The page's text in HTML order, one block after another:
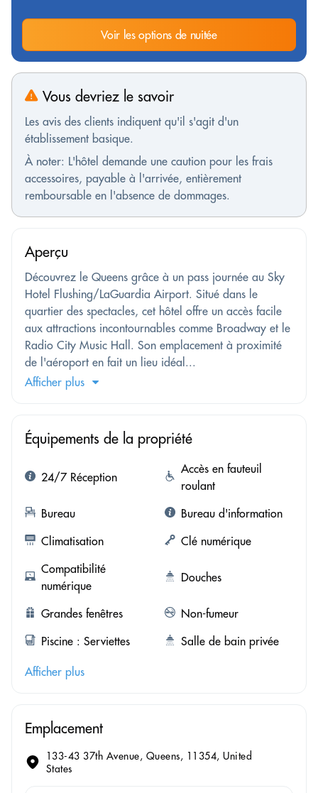
Voir les options de nuitée
Vous devriez le savoir
Les avis des clients indiquent qu'il s'agit d'un
établissement basique.
À noter: L'hôtel demande une caution pour les frais
accessoires, payable à l'arrivée, entièrement
remboursable en l'absence de dommages.
Aperçu
Découvrez le Queens grâce à un pass journée au Sky
Hotel Flushing/LaGuardia Airport. Situé dans le
quartier des spectacles, cet hôtel offre un accès facile
aux attractions incontournables comme Broadway et le
Radio City Music Hall. Son emplacement à proximité
de l'aéroport en fait un lieu idéal...
Afficher plus
Équipements de la propriété
24/7 Réception
Accès en fauteuil
roulant
Bureau
Bureau d'information
Climatisation
Clé numérique
Compatibilité
numérique
Douches
Grandes fenêtres
Non-fumeur
Piscine : Serviettes
Salle de bain privée
Afficher plus
Emplacement
133-43 37th Avenue, Queens, 11354, United
States